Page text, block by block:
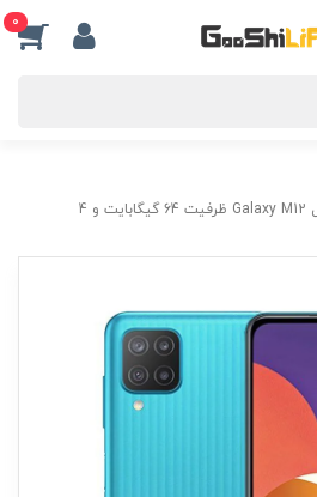
0
گوشی موبایل سامسونگ مدل Galaxy M12 ظرفیت 64 گیگابایت و 4